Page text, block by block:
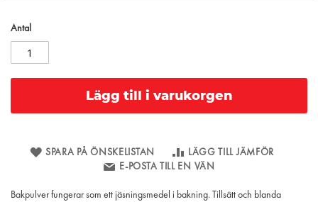
Antal
Lägg till i varukorgen
SPARA PÅ ÖNSKELISTAN
LÄGG TILL JÄMFÖR
E-POSTA TILL EN VÄN
Bakpulver fungerar som ett jäsningsmedel i bakning. Tillsätt och blanda